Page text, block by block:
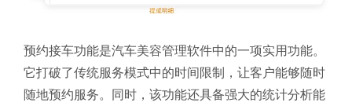
预约接车功能是汽车美容管理软件中的一项实用功能。
它打破了传统服务模式中的时间限制，让客户能够随时
随地预约服务。同时，该功能还具备强大的统计分析能